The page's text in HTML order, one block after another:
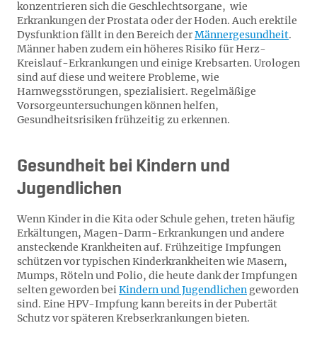
konzentrieren sich die Geschlechtsorgane, wie
Erkrankungen der Prostata oder der Hoden. Auch erektile
Dysfunktion fällt in den Bereich derMännergesundheit.
Männer haben zudem ein höheres Risiko für Herz-
Kreislauf-Erkrankungen und einige Krebsarten. Urologen
sind auf diese und weitere Probleme, wie
Harnwegsstörungen, spezialisiert. Regelmäßige
Vorsorgeuntersuchungen können helfen,
Gesundheitsrisiken frühzeitig zu erkennen.
Gesundheit bei Kindern und
Jugendlichen
Wenn Kinder in die Kita oder Schule gehen, treten häufig
Erkältungen, Magen-Darm-Erkrankungen und andere
ansteckende Krankheiten auf. Frühzeitige Impfungen
schützen vor typischen Kinderkrankheiten wie Masern,
Mumps, Röteln und Polio, die heute dank der Impfungen
selten geworden beiKindern und Jugendlichen geworden
sind. Eine HPV-Impfung kann bereits in der Pubertät
Schutz vor späteren Krebserkrankungen bieten.